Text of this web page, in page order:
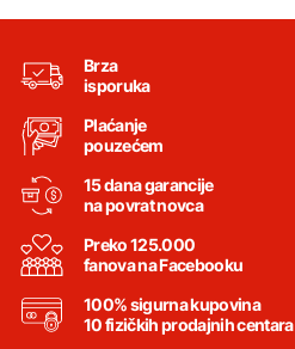
Brza
isporuka
Plaćanje
pouzećem
15 dana garancije
na povrat novca
Preko 125.000
fanova na Facebooku
100% sigurna kupovina
10 fizičkih prodajnih centara